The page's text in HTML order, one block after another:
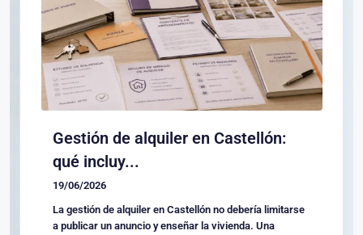
Gestión de alquiler en Castellón:
qué incluy...
19/06/2026
La gestión de alquiler en Castellón no debería limitarse
a publicar un anuncio y enseñar la vivienda. Una